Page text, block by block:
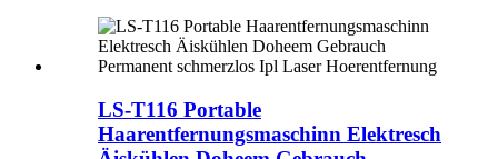
LS-T116 Portable
Haarentfernungsmaschinn Elektresch